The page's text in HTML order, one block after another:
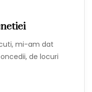
mi-am dat
de locuri